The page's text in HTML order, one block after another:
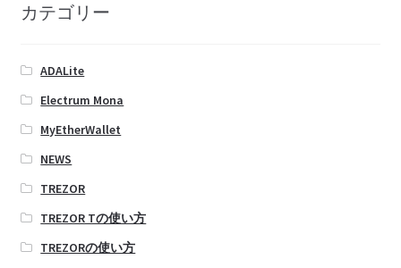
カテゴリー
ADALite
Electrum Mona
MyEtherWallet
NEWS
TREZOR
TREZOR Tの使い方
TREZORの使い方